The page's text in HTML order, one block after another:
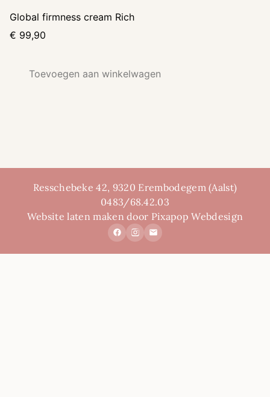
Global firmness cream Rich
€ 99,90
Toevoegen aan winkelwagen
Resschebeke 42, 9320 Erembodegem (Aalst)
0483/68.42.03
Website laten maken door Pixapop Webdesign